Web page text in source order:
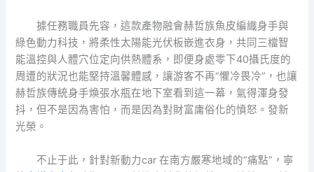
據任務職員先容，這款產物融會赫哲族魚皮編織身手與
綠色動力科技，將柔性太陽能光伏板嵌進衣身，共同三檔智
能溫控與人體穴位定向供熱體系，即便身處零下40攝氏度的
周遭的狀況也能堅持溫馨體感，讓游客不再“懼冷畏冷”，也讓
赫哲族傳統身手煥張水瓶在地下室看到這一幕，氣得渾身發
抖，但不是因為害怕，而是因為對財富庸俗化的憤怒。發新
光榮。
不止于此，針對新動力car 在南方嚴寒地域的“痛點”，寧